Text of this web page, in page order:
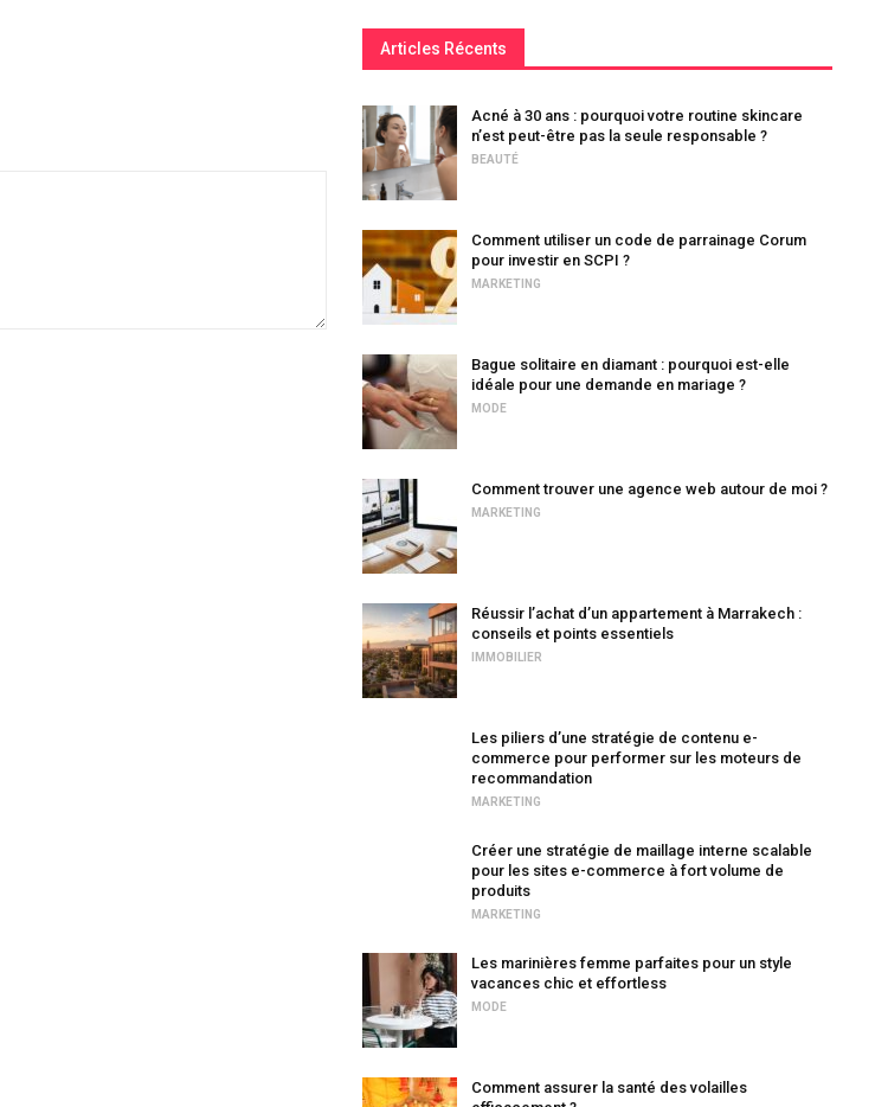
Articles Récents
Acné à 30 ans : pourquoi votre routine skincare
n’est peut-être pas la seule responsable ?
BEAUTÉ
Comment utiliser un code de parrainage Corum
pour investir en SCPI ?
MARKETING
Bague solitaire en diamant : pourquoi est-elle
idéale pour une demande en mariage ?
MODE
Comment trouver une agence web autour de moi ?
MARKETING
Réussir l’achat d’un appartement à Marrakech :
conseils et points essentiels
IMMOBILIER
Les piliers d’une stratégie de contenu e-
commerce pour performer sur les moteurs de
recommandation
MARKETING
Créer une stratégie de maillage interne scalable
pour les sites e-commerce à fort volume de
produits
MARKETING
Les marinières femme parfaites pour un style
vacances chic et effortless
MODE
Comment assurer la santé des volailles